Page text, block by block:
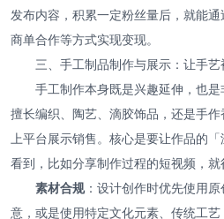
发布内容，积累一定粉丝量后，就能通
商单合作等方式实现变现。
三、手工制品制作与展示：让手
手工制作本身既是兴趣延伸，也
擅长编织、陶艺、滴胶饰品，还是手
上平台展示销售。核心是要让作品的
看到，比如分享制作过程的短视频，就
素材合规：设计创作时优先使用
意，或是使用特定文化元素、传统工